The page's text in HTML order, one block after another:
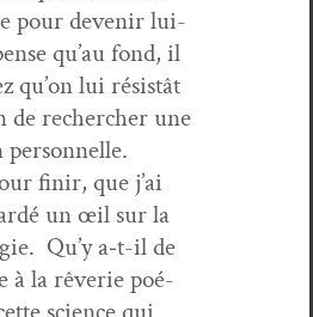
pour devenir lui-
qu’au fond, il
qu’on lui résistât
de rechercher une
per­son­nelle.
finir, que j’ai
un œil sur la
Qu’y a‑t-il de
à la rêver­ie poé­